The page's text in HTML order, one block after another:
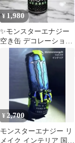
¥ 1,980
✨モンスターエナジー
空き缶 デコレーション
✨ bedazzled
¥ 2,700
モンスターエナジー リ
メイク インテリア 国産